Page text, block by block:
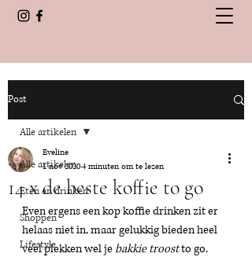
Post
Alle artikelen
Eten en drinken
Shoppen
Lifestyle
Alle artikelen
14 x de beste koffie to go
Eveline
1 nov 20204 minuten om te lezen
Even ergens een kop koffie drinken zit er
helaas niet in, maar gelukkig bieden heel
veel plekken wel je bakkie troost to go.